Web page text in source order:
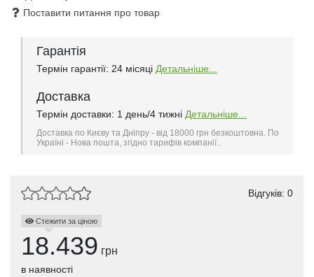
Поставити питання про товар
Гарантія
Термін гарантії: 24 місяці Детальніше...
Доставка
Термін доставки: 1 день/4 тижні Детальніше...
Доставка по Києву та Дніпру - від 18000 грн безкоштовна. По
Україні - Нова пошта, згідно тарифів компанії..
Відгуків: 0
Стежити за ціною
18.439 грн
в наявності